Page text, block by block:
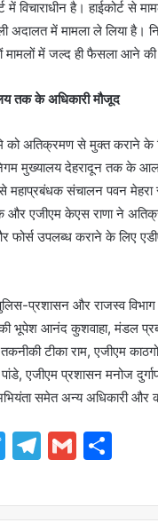
में विचाराधीन है। हाईकोर्ट से
अदालत में मामला ले लिया है।
मामलों में जल्द ही फैसला आने की
तक के अधिकारी मौजूद
को अतिक्रमण से मुक्त कराने के
मुख्यालय देहरादून तक के
महाप्रबंधक संचालन पवन मेहरा
और एजीएम केएस राणा ने
फोर्स उपलब्ध कराने के लिए
प्रशासन और राजस्व
भूपेश आनंद कुशवाहा, मंडल
टीका राम, एजीएम
एजीएम प्रशासन मनोज
समेत अन्य अधिकारी और
Twitter
Telegram
Gmail